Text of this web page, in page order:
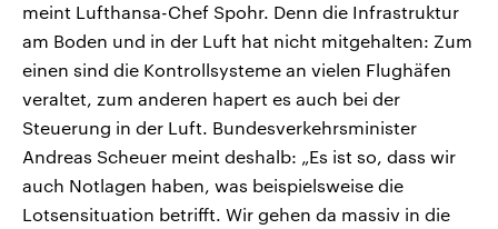
meint Lufthansa-Chef Spohr. Denn die Infrastruktur
am Boden und in der Luft hat nicht mitgehalten: Zum
einen sind die Kontrollsysteme an vielen Flughäfen
veraltet, zum anderen hapert es auch bei der
Steuerung in der Luft. Bundesverkehrsminister
Andreas Scheuer meint deshalb: „Es ist so, dass wir
auch Notlagen haben, was beispielsweise die
Lotsensituation betrifft. Wir gehen da massiv in die